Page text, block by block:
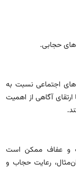
اجتماعی نسبت به
آگاهی از اهمیت
و عفاف ممکن است
رعایت حجاب و